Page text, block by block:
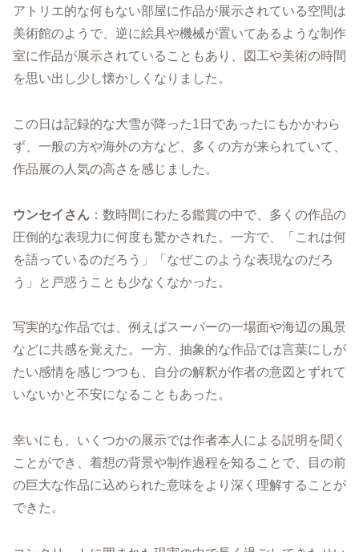
アトリエ的な何もない部屋に作品が展示されている空間は
美術館のようで、逆に絵具や機械が置いてあるような制作
室に作品が展示されていることもあり、図工や美術の時間
を思い出し少し懐かしくなりました。
この日は記録的な大雪が降った1日であったにもかかわら
ず、一般の方や海外の方など、多くの方が来られていて、
作品展の人気の高さを感じました。
ウンセイさん ：数時間にわたる鑑賞の中で、多くの作品の
圧倒的な表現力に何度も驚かされた。一方で、「これは何
を語っているのだろう」「なぜこのような表現なのだろ
う」と戸惑うことも少なくなかった。
写実的な作品では、例えばスーパーの一場面や海辺の風景
などに共感を覚えた。一方、抽象的な作品では言葉にしが
たい感情を感じつつも、自分の解釈が作者の意図とずれて
いないかと不安になることもあった。
幸いにも、いくつかの展示では作者本人による説明を聞く
ことができ、着想の背景や制作過程を知ることで、目の前
の巨大な作品に込められた意味をより深く理解することが
できた。